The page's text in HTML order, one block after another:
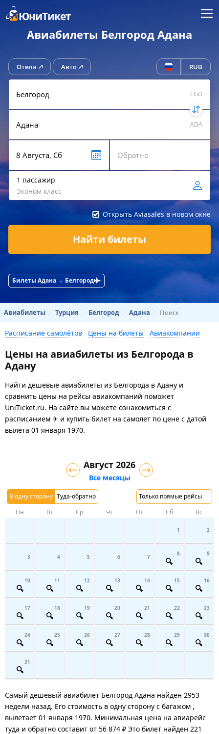
ЮниТикет Меню
Авиабилеты Белгород Адана
Отели Авто RUB
EGO
ADA
1 пассажир
Эконом класс
Открыть Aviasales в новом окне
Найти билеты
Билеты Адана → Белгород
Авиабилеты Турция Белгород Адана Поиск
Расписание самолётов Цены на билеты Авиакомпании
Цены на авиабилеты из Белгорода в
Адану
Найти дешевые авиабилеты из Белгорода в Адану и
сравнить цены на рейсы авиакомпаний поможет
UniTicket.ru. На сайте вы можете ознакомиться с
расписанием ✈ и купить билет на самолет по цене с датой
вылета 01 января 1970.
В одну сторону Туда-обратно Только прямые рейсы
Август 2026
Все месяцы
Пн Вт Ср Чт Пт Сб Вс
1 2
3 4 5 6 7 8 9
10 11 12 13 14 15 16
17 18 19 20 21 22 23
24 25 26 27 28 29 30
31
Самый дешевый авиабилет Белгород Адана найден 2953
недели назад. Его стоимость в одну сторону с багажом ,
вылетает 01 января 1970. Минимальная цена на авиарейс
туда и обратно составит от 56 874 ₽ Это билет найден 221